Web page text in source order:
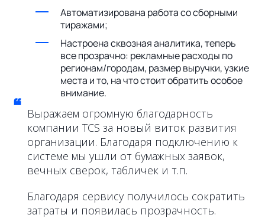
Автоматизирована работа со сборными
тиражами;
Настроена сквозная аналитика, теперь
все прозрачно: рекламные расходы по
регионам/городам, размер выручки, узкие
места и то, на что стоит обратить особое
внимание.
“ Выражаем огромную благодарность
компании TCS за новый виток развития
организации. Благодаря подключению к
системе мы ушли от бумажных заявок,
вечных сверок, табличек и т.п.
Благодаря сервису получилось сократить
затраты и появилась прозрачность.